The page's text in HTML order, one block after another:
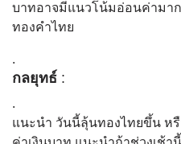
บาทอาจมีแนวโน้มอ่อนค่ามา
ทองคำไทย
.
กลยุทธ์ :
.
แนะนำ วันนี้ลุ้นทองไทยขึ้น ห